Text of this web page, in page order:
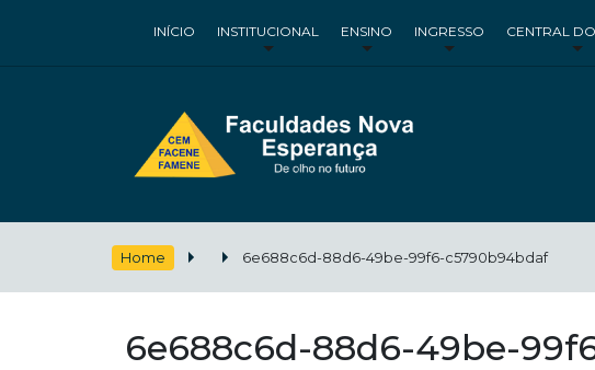
INÍCIO INSTITUCIONAL ENSINO INGRESSO CENTRAL
Home 6e688c6d-88d6-49be-99f6-c5790b94bdaf
6e688c6d-88d6-49be-